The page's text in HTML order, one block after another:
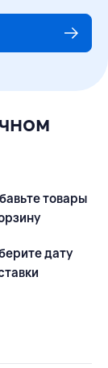
товары
дату